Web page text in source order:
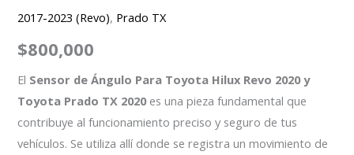
2017-2023 (Revo), Prado TX
$800,000
El Sensor de Ángulo Para Toyota Hilux Revo 2020 y
Toyota Prado TX 2020es una pieza fundamental que
contribuye al funcionamiento preciso y seguro de tus
vehículos. Se utiliza allí donde se registra un movimiento de